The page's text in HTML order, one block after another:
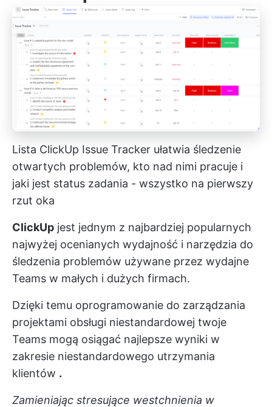
Lista ClickUp Issue Tracker ułatwia śledzenie
otwartych problemów, kto nad nimi pracuje i
jaki jest status zadania - wszystko na pierwszy
rzut oka
ClickUp jest jednym z najbardziej popularnych
najwyżej ocenianych wydajność i narzędzia do
śledzenia problemów używane przez wydajne
Teams w małych i dużych firmach.
Dzięki temu oprogramowanie do zarządzania
projektami obsługi niestandardowej twoje
Teams mogą osiągać najlepsze wyniki w
zakresie niestandardowego utrzymania
klientów .
Zamieniając stresujące westchnienia w